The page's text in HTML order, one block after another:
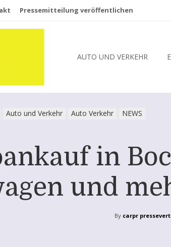
Pressemitteilung veröffentlichen
AUTO UND VERKEHR
Auto und Verkehr Auto Verkehr NEWS
in
und
By carpr